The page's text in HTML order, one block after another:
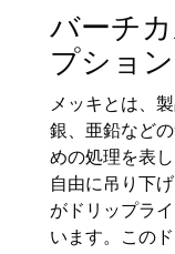
バーチ
プション
メッキとは、
銀、亜鉛など
めの処理を表
自由に吊り下
がドリップラ
います。この